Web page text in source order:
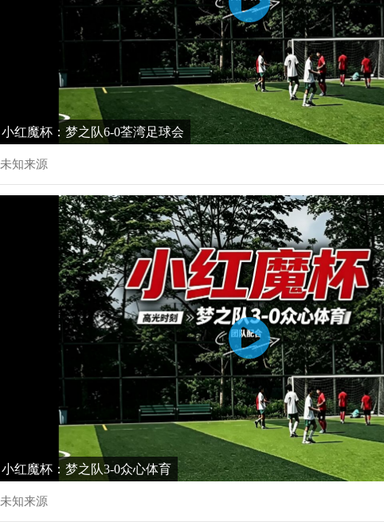
小红魔杯：梦之队6-0荃湾足球会
未知来源
小红魔杯：梦之队3-0众心体育
未知来源